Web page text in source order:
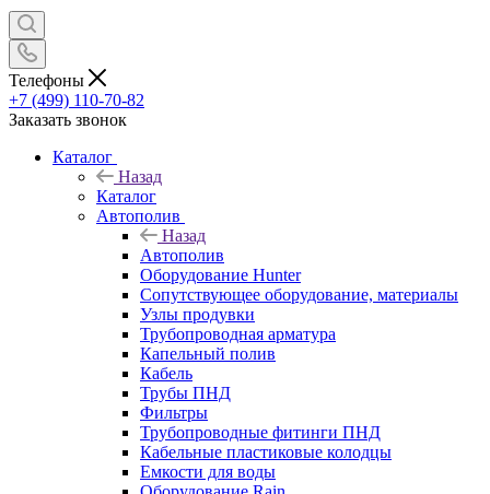
Телефоны
+7 (499) 110-70-82
Заказать звонок
Каталог
Назад
Каталог
Автополив
Назад
Автополив
Оборудование Hunter
Сопутствующее оборудование, материалы
Узлы продувки
Трубопроводная арматура
Капельный полив
Кабель
Трубы ПНД
Фильтры
Трубопроводные фитинги ПНД
Кабельные пластиковые колодцы
Емкости для воды